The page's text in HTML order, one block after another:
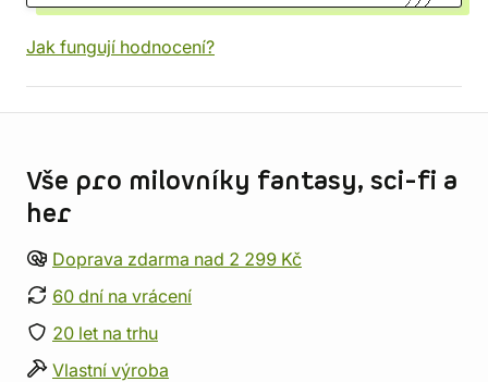
Jak fungují hodnocení?
Vše pro milovníky fantasy, sci-fi a
her
Doprava zdarma nad 2 299 Kč
60 dní na vrácení
20 let na trhu
Vlastní výroba